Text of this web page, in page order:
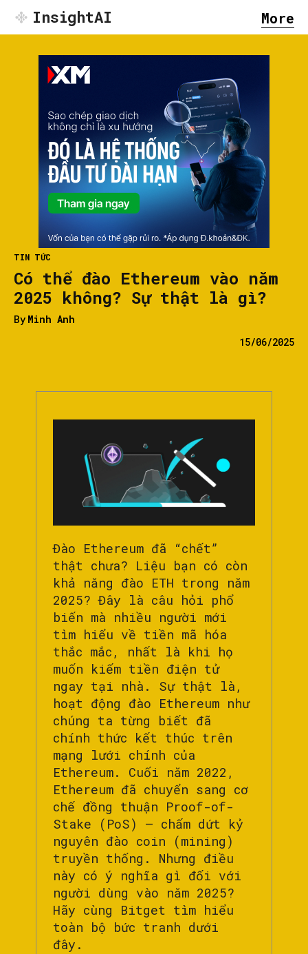
InsightAI More
TIN TỨC
Có thể đào Ethereum vào năm
2025 không? Sự thật là gì?
By Minh Anh
15/06/2025
Đào Ethereum đã “chết”
thật chưa? Liệu bạn có còn
khả năng đào ETH trong năm
2025? Đây là câu hỏi phổ
biến mà nhiều người mới
tìm hiểu về tiền mã hóa
thắc mắc, nhất là khi họ
muốn kiếm tiền điện tử
ngay tại nhà. Sự thật là,
hoạt động đào Ethereum như
chúng ta từng biết đã
chính thức kết thúc trên
mạng lưới chính của
Ethereum. Cuối năm 2022,
Ethereum đã chuyển sang cơ
chế đồng thuận Proof-of-
Stake (PoS) – chấm dứt kỷ
nguyên đào coin (mining)
truyền thống. Nhưng điều
này có ý nghĩa gì đối với
người dùng vào năm 2025?
Hãy cùng Bitget tìm hiểu
toàn bộ bức tranh dưới
đây.